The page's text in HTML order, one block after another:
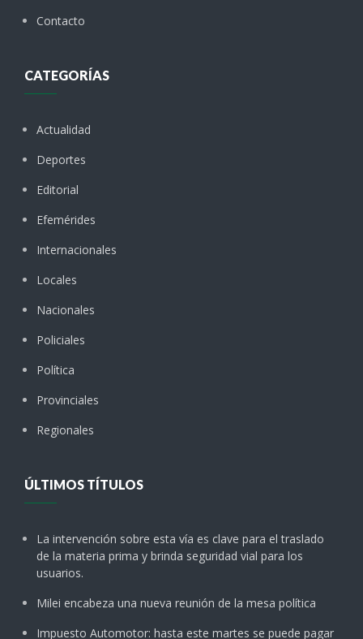
Contacto
CATEGORÍAS
Actualidad
Deportes
Editorial
Efemérides
Internacionales
Locales
Nacionales
Policiales
Política
Provinciales
Regionales
ÚLTIMOS TÍTULOS
La intervención sobre esta vía es clave para el traslado
de la materia prima y brinda seguridad vial para los
usuarios.
Milei encabeza una nueva reunión de la mesa política
Impuesto Automotor: hasta este martes se puede pagar